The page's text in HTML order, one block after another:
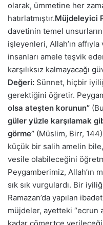
olarak, ümmetine her
hatırlatmıştır.Müjdeleyici
davetinin temel
işleyenleri, Allah’ın
insanları amele teşvik
karşılıksız kalmayacağı
Değeri: Sünnet, hiçbir
gerektiğini öğretir.
olsa ateşten korunun”
güler yüzle karşılamak
görme” (Müslim, Birr,
küçük bir salih amelin
vesile olabileceğini
Peygamberimiz, Allah’ın
sık sık vurgulardı. Bir
Ramazan’da yapılan
müjdeler, ayetteki “ecrun